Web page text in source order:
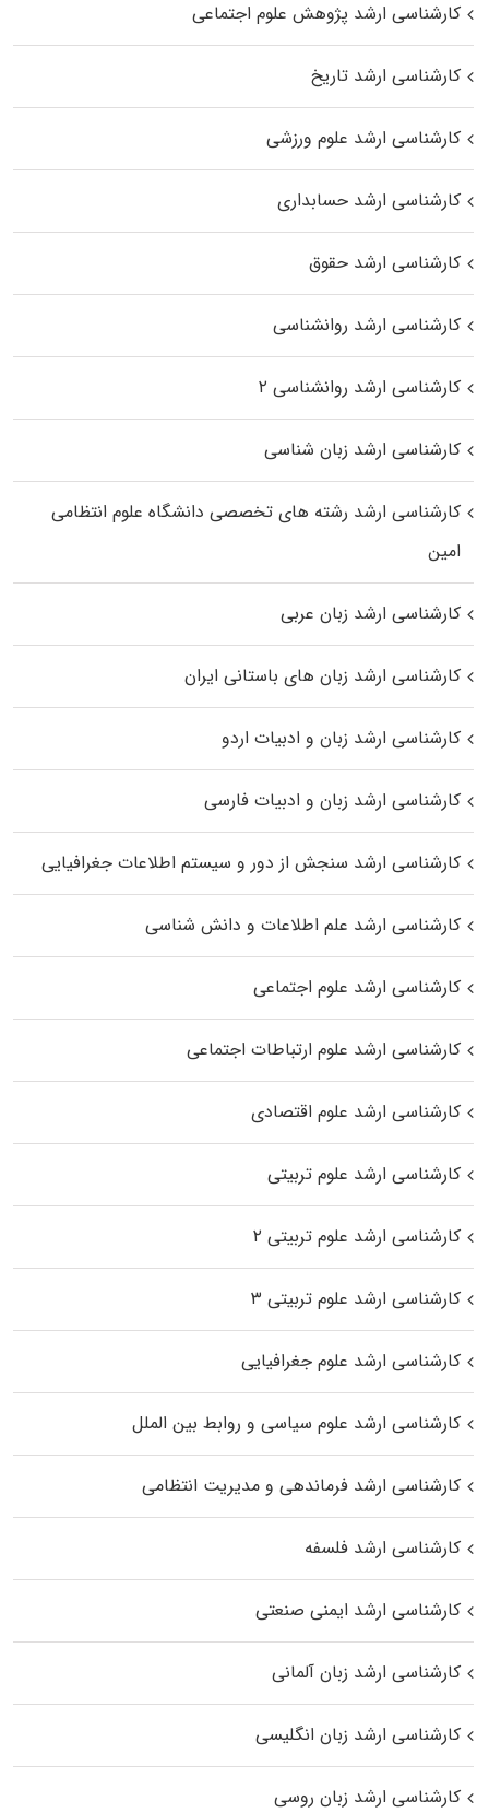
کارشناسی ارشد پژوهش علوم اجتماعی
کارشناسی ارشد تاریخ
کارشناسی ارشد علوم ورزشی
کارشناسی ارشد حسابداری
کارشناسی ارشد حقوق
کارشناسی ارشد روانشناسی
کارشناسی ارشد روانشناسی ۲
کارشناسی ارشد زبان شناسی
کارشناسی ارشد رﺷﺘﻪ ﻫﺎی تخصصی داﻧﺸﮕﺎه ﻋﻠﻮم انتظامی
اﻣﻴﻦ
کارشناسی ارشد زبان عربی
کارشناسی ارشد زبان‌ های باستانی ایران
کارشناسی ارشد زبان و ادبیات اردو
کارشناسی ارشد زبان و ادبیات فارسی
کارشناسی ارشد سنجش از دور و سیستم اطلاعات جغرافیایی
کارشناسی ارشد علم اطلاعات و دانش شناسی
کارشناسی ارشد علوم اجتماعی
کارشناسی ارشد علوم ارتباطات اجتماعی
کارشناسی ارشد علوم اقتصادی
کارشناسی ارشد علوم تربیتی
کارشناسی ارشد علوم تربیتی ۲
کارشناسی ارشد علوم تربیتی ۳
کارشناسی ارشد علوم جغرافیایی
کارشناسی ارشد علوم سیاسی و روابط بین الملل
کارشناسی ارشد فرماندهی و مدیریت انتظامی
کارشناسی ارشد فلسفه
کارشناسی ارشد ایمنی صنعتی
کارشناسی ارشد زبان آلمانی
کارشناسی ارشد زبان انگلیسی
کارشناسی ارشد زبان روسی